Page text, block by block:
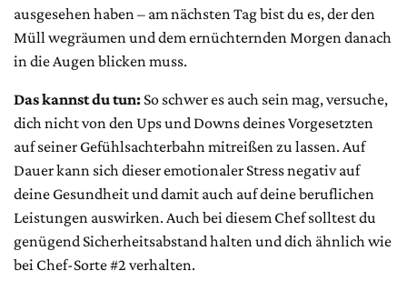
ausgesehen haben – am nächsten Tag bist du es, der den
Müll wegräumen und dem ernüchternden Morgen danach
in die Augen blicken muss.
Das kannst du tun: So schwer es auch sein mag, versuche,
dich nicht von den Ups und Downs deines Vorgesetzten
auf seiner Gefühlsachterbahn mitreißen zu lassen. Auf
Dauer kann sich dieser emotionaler Stress negativ auf
deine Gesundheit und damit auch auf deine beruflichen
Leistungen auswirken. Auch bei diesem Chef solltest du
genügend Sicherheitsabstand halten und dich ähnlich wie
bei Chef-Sorte #2 verhalten.